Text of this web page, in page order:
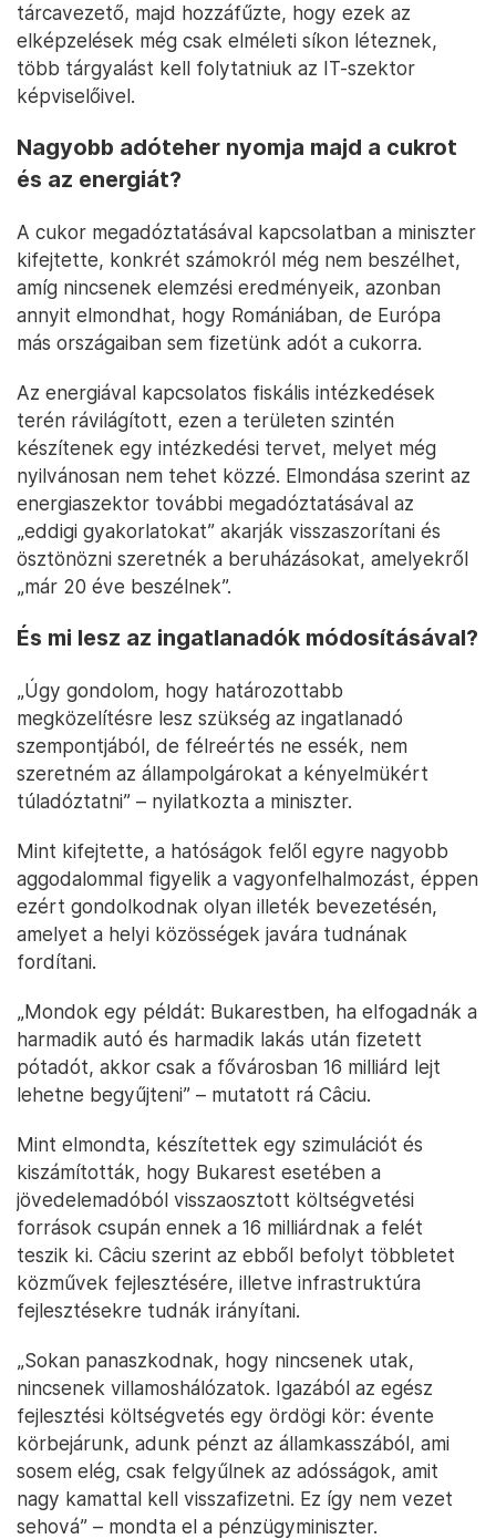
tárcavezető, majd hozzáfűzte, hogy ezek az
elképzelések még csak elméleti síkon léteznek,
több tárgyalást kell folytatniuk az IT-szektor
képviselőivel.
Nagyobb adóteher nyomja majd a cukrot
és az energiát?
A cukor megadóztatásával kapcsolatban a miniszter
kifejtette, konkrét számokról még nem beszélhet,
amíg nincsenek elemzési eredményeik, azonban
annyit elmondhat, hogy Romániában, de Európa
más országaiban sem fizetünk adót a cukorra.
Az energiával kapcsolatos fiskális intézkedések
terén rávilágított, ezen a területen szintén
készítenek egy intézkedési tervet, melyet még
nyilvánosan nem tehet közzé. Elmondása szerint az
energiaszektor további megadóztatásával az
„eddigi gyakorlatokat” akarják visszaszorítani és
ösztönözni szeretnék a beruházásokat, amelyekről
„már 20 éve beszélnek”.
És mi lesz az ingatlanadók módosításával?
„Úgy gondolom, hogy határozottabb
megközelítésre lesz szükség az ingatlanadó
szempontjából, de félreértés ne essék, nem
szeretném az állampolgárokat a kényelmükért
túladóztatni” – nyilatkozta a miniszter.
Mint kifejtette, a hatóságok felől egyre nagyobb
aggodalommal figyelik a vagyonfelhalmozást, éppen
ezért gondolkodnak olyan illeték bevezetésén,
amelyet a helyi közösségek javára tudnának
fordítani.
„Mondok egy példát: Bukarestben, ha elfogadnák a
harmadik autó és harmadik lakás után fizetett
pótadót, akkor csak a fővárosban 16 milliárd lejt
lehetne begyűjteni” – mutatott rá Câciu.
Mint elmondta, készítettek egy szimulációt és
kiszámították, hogy Bukarest esetében a
jövedelemadóból visszaosztott költségvetési
források csupán ennek a 16 milliárdnak a felét
teszik ki. Câciu szerint az ebből befolyt többletet
közművek fejlesztésére, illetve infrastruktúra
fejlesztésekre tudnák irányítani.
„Sokan panaszkodnak, hogy nincsenek utak,
nincsenek villamoshálózatok. Igazából az egész
fejlesztési költségvetés egy ördögi kör: évente
körbejárunk, adunk pénzt az államkasszából, ami
sosem elég, csak felgyűlnek az adósságok, amit
nagy kamattal kell visszafizetni. Ez így nem vezet
sehová” – mondta el a pénzügyminiszter.